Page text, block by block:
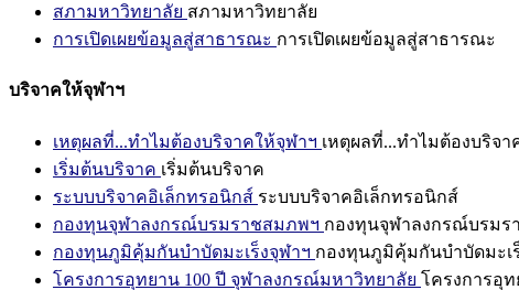
สภามหาวิทยาลัย สภามหาวิทยาลัย
การเปิดเผยข้อมูลสู่สาธารณะ การเปิดเผยข้อมูลสู่สาธารณะ
บริจาคให้จุฬาฯ
เหตุผลที่...ทำไมต้องบริจาคให้จุฬาฯ เหตุผลที่...ทำไมต้องบริจา
เริ่มต้นบริจาค เริ่มต้นบริจาค
ระบบบริจาคอิเล็กทรอนิกส์ ระบบบริจาคอิเล็กทรอนิกส์
กองทุนจุฬาลงกรณ์บรมราชสมภพฯ กองทุนจุฬาลงกรณ์บรมร
กองทุนภูมิคุ้มกันบำบัดมะเร็งจุฬาฯ กองทุนภูมิคุ้มกันบำบัดมะเ
โครงการอุทยาน 100 ปี จุฬาลงกรณ์มหาวิทยาลัย โครงการอุ